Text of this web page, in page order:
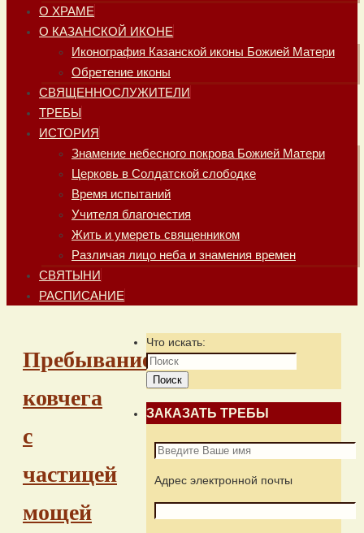
О ХРАМЕ
О КАЗАНСКОЙ ИКОНЕ
Иконография Казанской иконы Божией Матери
Обретение иконы
СВЯЩЕННОСЛУЖИТЕЛИ
ТРЕБЫ
ИСТОРИЯ
Знамение небесного покрова Божией Матери
Церковь в Солдатской слободке
Время испытаний
Учителя благочестия
Жить и умереть священником
Различая лицо неба и знамения времен
СВЯТЫНИ
РАСПИСАНИЕ
Пребывание
ковчега
с
частицей
мощей
Что искать:
Поиск
ЗАКАЗАТЬ ТРЕБЫ
Адрес электронной почты